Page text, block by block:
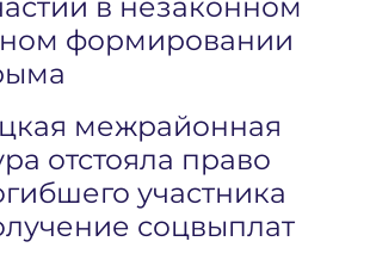
формировании
межрайонная
отстояла право
участника
соцвыплат